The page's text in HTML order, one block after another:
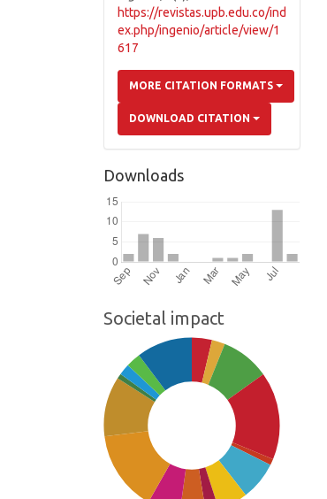
https://revistas.upb.edu.co/ind
ex.php/ingenio/article/view/1
617
MORE CITATION FORMATS
DOWNLOAD CITATION
Downloads
Societal impact